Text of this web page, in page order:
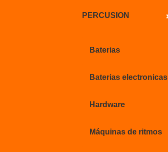
PERCUSION
Baterias
Baterias electronicas
Hardware
Máquinas de ritmos